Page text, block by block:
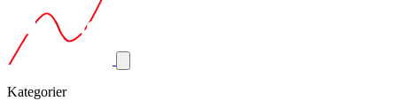
Kategorier